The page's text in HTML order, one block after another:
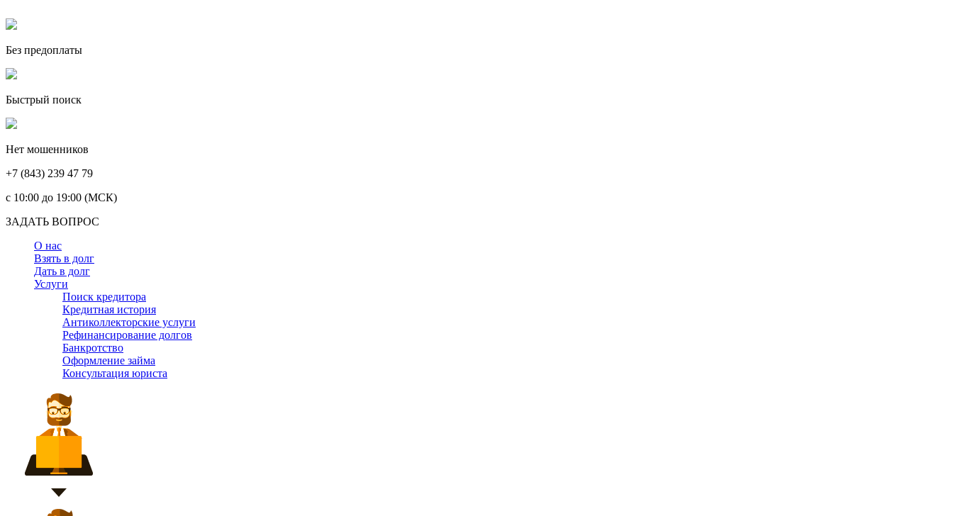
Без предоплаты
Быстрый поиск
Нет мошенников
+7 (843) 239 47 79
c 10:00 до 19:00 (МСК)
ЗАДАТЬ ВОПРОС
О нас
Взять в долг
Дать в долг
Услуги
Поиск кредитора
Кредитная история
Антиколлекторские услуги
Рефинансирование долгов
Банкротство
Оформление займа
Консультация юриста